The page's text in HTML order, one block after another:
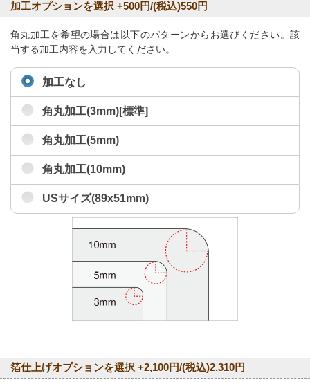
加工オプションを選択 +500円/(税込)550円
角丸加工を希望の場合は以下のパターンからお選びください。該
当する加工内容を入力してください。
加工なし
角丸加工(3mm)[標準]
角丸加工(5mm)
角丸加工(10mm)
USサイズ(89x51mm)
箔仕上げオプションを選択 +2,100円/(税込)2,310円